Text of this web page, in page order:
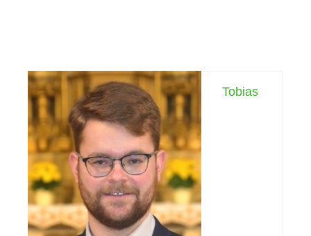
P. Mag. Nikolaus Schachtner OSA
(Bild: © kathbild.at | Franz Josef
Rupprecht)
Tobias